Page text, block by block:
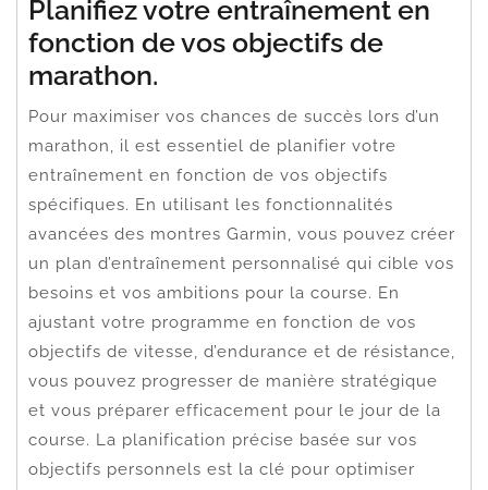
Planifiez votre entraînement en
fonction de vos objectifs de
marathon.
Pour maximiser vos chances de succès lors d’un
marathon, il est essentiel de planifier votre
entraînement en fonction de vos objectifs
spécifiques. En utilisant les fonctionnalités
avancées des montres Garmin, vous pouvez créer
un plan d’entraînement personnalisé qui cible vos
besoins et vos ambitions pour la course. En
ajustant votre programme en fonction de vos
objectifs de vitesse, d’endurance et de résistance,
vous pouvez progresser de manière stratégique
et vous préparer efficacement pour le jour de la
course. La planification précise basée sur vos
objectifs personnels est la clé pour optimiser